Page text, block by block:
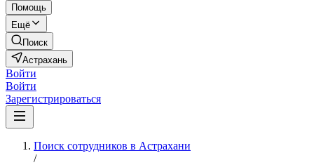
Помощь
Ещё
Поиск
Астрахань
Войти
Войти
Зарегистрироваться
Поиск сотрудников в Астрахани
/